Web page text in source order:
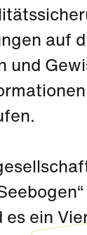
auf
und
es ein